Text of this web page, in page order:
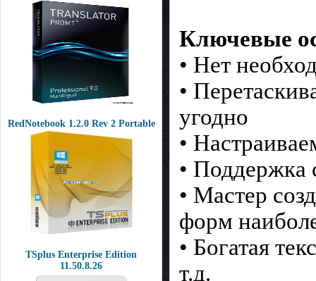
RedNotebook 1.2.0 Rev 2 Portable
TSplus Enterprise Edition
11.50.8.26
Ключевые
• Нет
•
угодно
•
• Поддержка
• Мастер
форм
• Богатая
т.д.